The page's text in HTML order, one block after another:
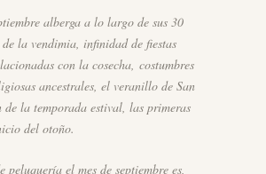
alberga a lo largo de sus 30
la vendimia, infinidad de fiestas
con la cosecha, costumbres
ancestrales, el veranillo de San
la temporada estival, las primeras
del otoño.
peluquería el mes de septiembre es,